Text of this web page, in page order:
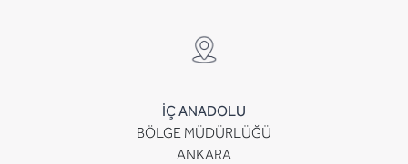
İÇ ANADOLU
BÖLGE MÜDÜRLÜĞÜ
ANKARA